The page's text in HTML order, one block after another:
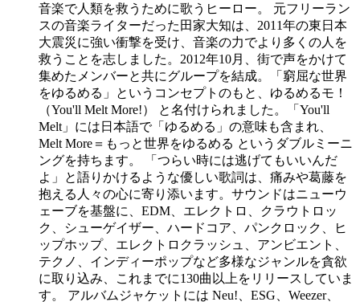
音楽で人類を救うために歌うヒーロー。 元フリーラン
スの音楽ライターだった田家大知は、2011年の東日本
大震災に強い衝撃を受け、音楽の力でより多くの人を
救うことを志しました。2012年10月、街で声をかけて
集めたメンバーと共にグループを結成。「窮屈な世界
をゆるめる」というコンセプトのもと、ゆるめるモ！
（You'll Melt More!） と名付けられました。「You'll
Melt」には日本語で「ゆるめる」の意味も含まれ、
Melt More＝もっと世界をゆるめる というダブルミーニ
ングを持ちます。 「つらい時には逃げてもいいんだ
よ」と語りかけるような優しい歌詞は、痛みや葛藤を
抱える人々の心に寄り添います。サウンドはニューウ
ェーブを基盤に、EDM、エレクトロ、クラウトロッ
ク、シューゲイザー、ハードコア、パンクロック、ヒ
ップホップ、エレクトロクラッシュ、アンビエント、
テクノ、インディーポップなど多様なジャンルを貪欲
に取り込み、これまでに130曲以上をリリースしていま
す。 アルバムジャケットには Neu!、ESG、Weezer、